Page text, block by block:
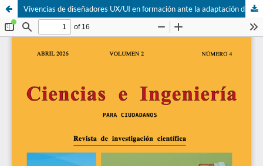
Vivencias de diseñadores UX/UI en formación ante la adaptación digital en startups de e-commerce